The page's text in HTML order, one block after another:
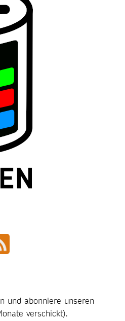
und abonniere unseren
verschickt).